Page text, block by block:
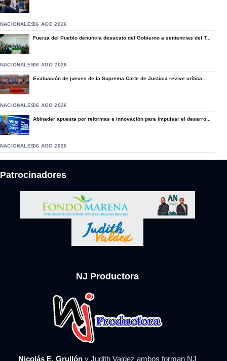
NACIONALES06 AGO 2026
Fuerza del Pueblo denuncia desacato del Gobierno a sentencias del T...
NACIONALES06 AGO 2026
Evaluación de jueces de la Suprema Corte de Justicia revive crítica...
NACIONALES06 AGO 2026
Abinader apuesta por reformas e innovación para impulsar el desarro...
NACIONALES06 AGO 2026
Patrocinadores
NJ Productora
Nicolás E. Grullón y Judith Valdez ambos forman NJ